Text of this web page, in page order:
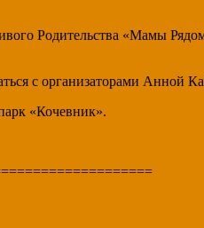
Родительства «Мамы
с организаторами
«Кочевник».